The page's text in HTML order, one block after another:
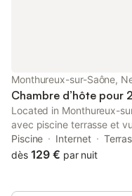
Monthureux-sur-Saône,
Chambre d’hôte pour
Located in Monthureux-
avec piscine terrasse et
accommodation with an
Train Station, the
Piscine Internet
dès 129 € par nuit